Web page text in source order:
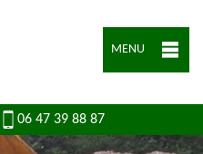
MENU
06 47 39 88 87